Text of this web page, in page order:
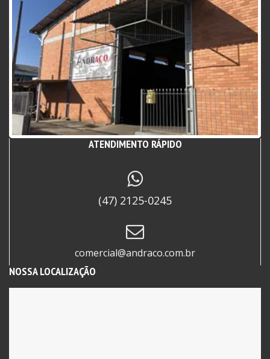
Desde 2017 atuando no segmento de aços e metais
com uma grande variedades de produtos.
Localizada em Itajaí – SC e atendemos todo o
Litoral Norte de Santa Catarina.
ATENDIMENTO RÁPIDO
(47) 2125-0245
comercial@andraco.com.br
NOSSA LOCALIZAÇÃO